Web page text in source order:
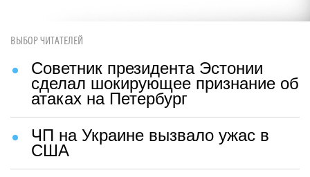
ВЫБОР ЧИТАТЕЛЕЙ
Советник президента Эстонии
сделал шокирующее признание об
атаках на Петербург
ЧП на Украине вызвало ужас в
США